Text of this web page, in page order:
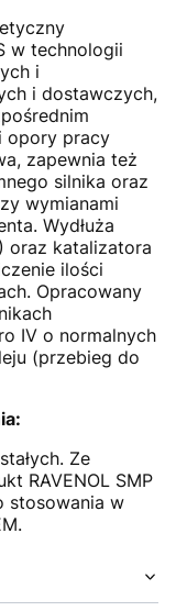
w technologii
i
i dostawczych,
opory pracy
zapewnia też
silnika oraz
wymianami
Wydłuża
oraz katalizatora
ilości
Opracowany
IV o normalnych
(przebieg do
Ze
RAVENOL SMP
stosowania w